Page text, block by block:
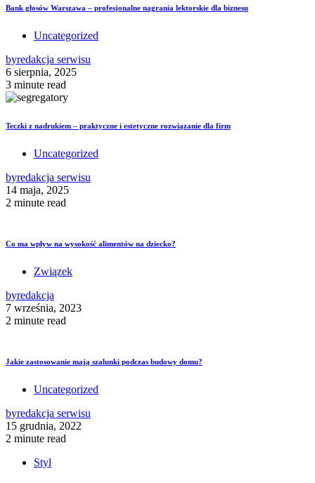
Bank głosów Warszawa – profesjonalne nagrania lektorskie dla biznesu
Uncategorized
byredakcja serwisu
6 sierpnia, 2025
3 minute read
Teczki z nadrukiem – praktyczne i estetyczne rozwiązanie dla firm
Uncategorized
byredakcja serwisu
14 maja, 2025
2 minute read
Co ma wpływ na wysokość alimentów na dziecko?
Związek
byredakcja
7 września, 2023
2 minute read
Jakie zastosowanie mają szalunki podczas budowy domu?
Uncategorized
byredakcja serwisu
15 grudnia, 2022
2 minute read
Styl